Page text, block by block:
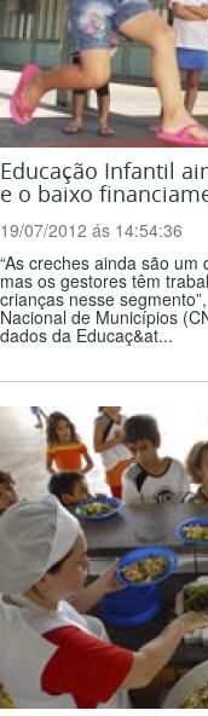
Educação Infantil
e o baixo
19/07/2012 ás 14:54:36
“As creches ainda são
mas os gestores têm
crianças nesse
Nacional de Municípios
dados da Educaç&at...